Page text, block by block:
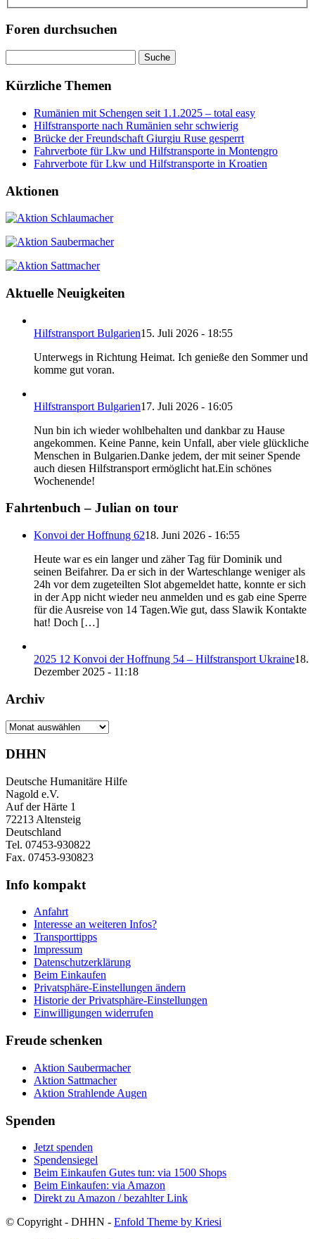
Foren durchsuchen
nach:
Kürzliche Themen
Rumänien mit Schengen seit 1.1.2025 – total easy
Hilfstransporte nach Rumänien sehr schwierig
Brücke der Freundschaft Giurgiu Ruse gesperrt
Fahrverbote für Lkw und Hilfstransporte in Montengro
Fahrverbote für Lkw und Hilfstransporte in Kroatien
Aktionen
Aktuelle Neuigkeiten
Hilfstransport Bulgarien15. Juli 2026 - 18:55
Unterwegs in Richtung Heimat. Ich genieße den Sommer und
komme gut voran.
Hilfstransport Bulgarien17. Juli 2026 - 16:05
Nun bin ich wieder wohlbehalten und dankbar zu Hause
angekommen. Keine Panne, kein Unfall, aber viele glückliche
Menschen in Bulgarien.Danke jedem, der mit seiner Spende
auch diesen Hilfstransport ermöglicht hat.Ein schönes
Wochenende!
Fahrtenbuch – Julian on tour
Konvoi der Hoffnung 6218. Juni 2026 - 16:55
Heute war es ein langer und zäher Tag für Dominik und
seinen Beifahrer. Da er sich in der Warteschlange weniger als
24h vor dem zugeteilten Slot abgemeldet hatte, konnte er sich
in der App nicht wieder neu anmelden und es gab eine Sperre
für die Ausreise von 14 Tagen.Wie gut, dass Slawik Kontakte
hat! Doch […]
2025 12 Konvoi der Hoffnung 54 – Hilfstransport Ukraine18.
Dezember 2025 - 11:18
Archiv
Archiv
DHHN
Deutsche Humanitäre Hilfe
Nagold e.V.
Auf der Härte 1
72213 Altensteig
Deutschland
Tel. 07453-930822
Fax. 07453-930823
Info kompakt
Anfahrt
Interesse an weiteren Infos?
Transporttipps
Impressum
Datenschutzerklärung
Beim Einkaufen
Privatsphäre-Einstellungen ändern
Historie der Privatsphäre-Einstellungen
Einwilligungen widerrufen
Freude schenken
Aktion Saubermacher
Aktion Sattmacher
Aktion Strahlende Augen
Spenden
Jetzt spenden
Spendensiegel
Beim Einkaufen Gutes tun: via 1500 Shops
Beim Einkaufen: via Amazon
Direkt zu Amazon / bezahlter Link
© Copyright - DHHN - Enfold Theme by Kriesi